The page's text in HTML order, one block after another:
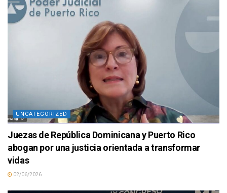
UNCATEGORIZED
Juezas de República Dominicana y Puerto Rico
abogan por una justicia orientada a transformar
vidas
02/06/2026